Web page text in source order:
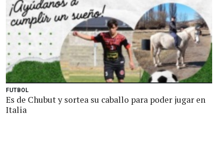
FUTBOL
Es de Chubut y sortea su caballo para poder jugar en
Italia